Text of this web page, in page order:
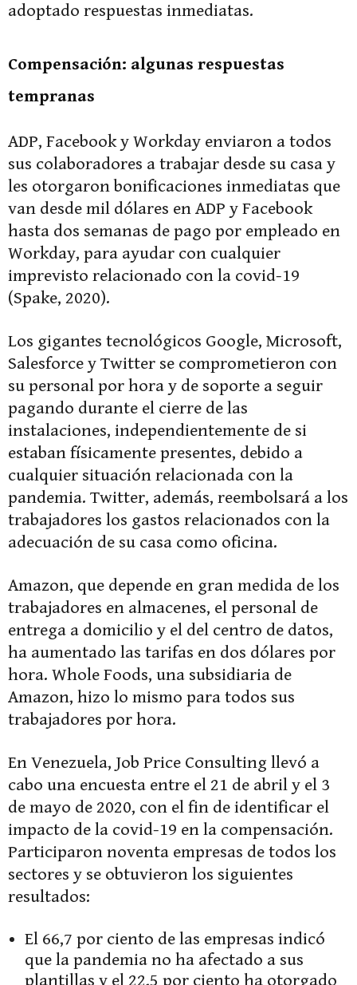
adoptado respuestas inmediatas.
Compensación: algunas respuestas
tempranas
ADP, Facebook y Workday enviaron a todos
sus colaboradores a trabajar desde su casa y
les otorgaron bonificaciones inmediatas que
van desde mil dólares en ADP y Facebook
hasta dos semanas de pago por empleado en
Workday, para ayudar con cualquier
imprevisto relacionado con la covid-19
(Spake, 2020).
Los gigantes tecnológicos Google, Microsoft,
Salesforce y Twitter se comprometieron con
su personal por hora y de soporte a seguir
pagando durante el cierre de las
instalaciones, independientemente de si
estaban físicamente presentes, debido a
cualquier situación relacionada con la
pandemia. Twitter, además, reembolsará a los
trabajadores los gastos relacionados con la
adecuación de su casa como oficina.
Amazon, que depende en gran medida de los
trabajadores en almacenes, el personal de
entrega a domicilio y el del centro de datos,
ha aumentado las tarifas en dos dólares por
hora. Whole Foods, una subsidiaria de
Amazon, hizo lo mismo para todos sus
trabajadores por hora.
En Venezuela, Job Price Consulting llevó a
cabo una encuesta entre el 21 de abril y el 3
de mayo de 2020, con el fin de identificar el
impacto de la covid-19 en la compensación.
Participaron noventa empresas de todos los
sectores y se obtuvieron los siguientes
resultados:
El 66,7 por ciento de las empresas indicó
que la pandemia no ha afectado a sus
plantillas y el 22,5 por ciento ha otorgado